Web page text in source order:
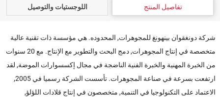
تفاصيل المنتج اللوجستيات والتوصيل
شركة دونغقوان بينهونغ للمجوهرات, المحدوده. هي مؤسسة ذات تقنية عالية
متخصصة في إنتاج المجوهرات, دمج البحث والتطوير مع الإنتاج. مع 20 سنوات
من الخبرة المهنية والخبرة الفنية الناضجة في مجال إكسسوارات الموضة, لقد
ارتفعت بسرعة في صناعة المجوهرات. تأسست الشركة رسميا في 2005,
الاعتماد على التكنولوجيا في التنمية, متخصصون في إنتاج قلادات اللؤلؤ,